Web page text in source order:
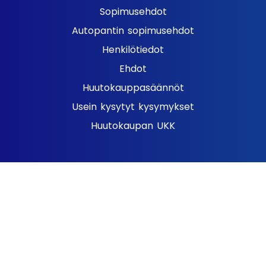
Sopimusehdot
Autopantin sopimusehdot
Henkilötiedot
Ehdot
Huutokauppasäännöt
Usein kysytyt kysymykset
Huutokaupan UKK